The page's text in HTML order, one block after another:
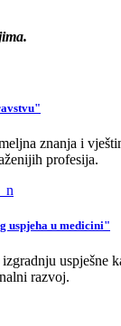
znanja i
profesija.
uspjeha u medicini"
razvoj.